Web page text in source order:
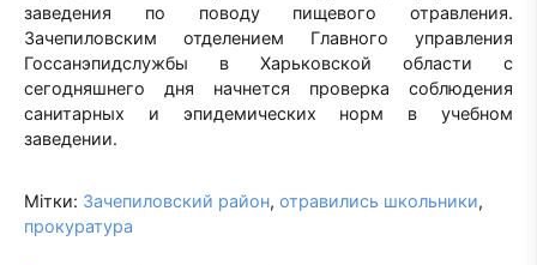
заведения по поводу пищевого отравления.
Зачепиловским отделением Главного управления
Госсанэпидслужбы в Харьковской области с
сегодняшнего дня начнется проверка соблюдения
санитарных и эпидемических норм в учебном
заведении.
Мітки: Зачепиловский район, отравились школьники,
прокуратура